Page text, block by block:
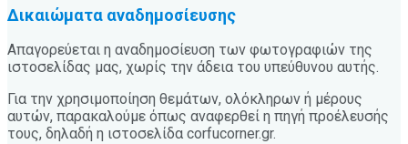
Δικαιώματα αναδημοσίευσης
Απαγορεύεται η αναδημοσίευση των φωτογραφιών της
ιστοσελίδας μας, χωρίς την άδεια του υπεύθυνου αυτής.
Για την χρησιμοποίηση θεμάτων, ολόκληρων ή μέρους
αυτών, παρακαλούμε όπως αναφερθεί η πηγή προέλευσής
τους, δηλαδή η ιστοσελίδα corfucorner.gr.